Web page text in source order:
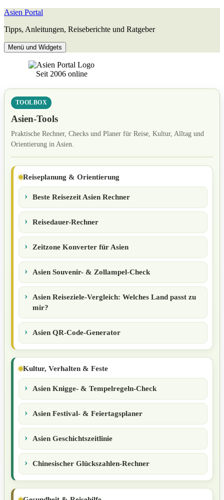
Zum
springen
Asien Portal
Tipps, Anleitungen, Reiseberichte und Ratgeber
Menü und Widgets
Seit 2006 online
TOOLBOX
Asien-Tools
Praktische Rechner, Checks und Planer für Reise, Kultur, Alltag und
Orientierung in Asien.
Reiseplanung & Orientierung
Beste Reisezeit Asien Rechner
Reisedauer-Rechner
Zeitzone Konverter für Asien
Asien Souvenir- & Zollampel-Check
Asien Reiseziele-Vergleich: Welches Land passt zu
mir?
Asien QR-Code-Generator
Kultur, Verhalten & Feste
Asien Knigge- & Tempelregeln-Check
Asien Festival- & Feiertagsplaner
Asien Geschichtszeitlinie
Chinesischer Glückszahlen-Rechner